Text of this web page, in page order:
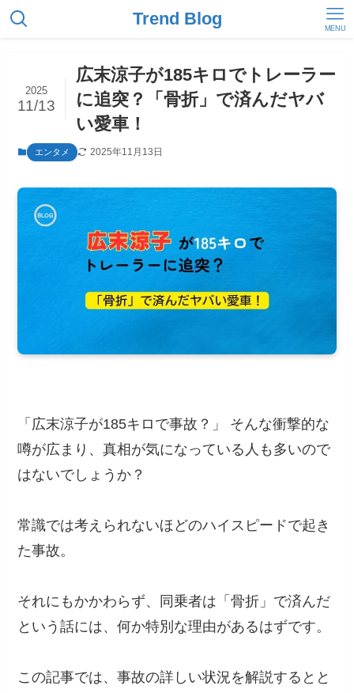
Trend Blog MENU
広末涼子が185キロでトレーラー
に追突？「骨折」で済んだヤバ
い愛車！
2025
11/13
エンタメ 2025年11月13日
「広末涼子が185キロで事故？」 そんな衝撃的な
噂が広まり、真相が気になっている人も多いので
はないでしょうか？
常識では考えられないほどのハイスピードで起き
た事故。
それにもかかわらず、同乗者は「骨折」で済んだ
という話には、何か特別な理由があるはずです。
この記事では、事故の詳しい状況を解説するとと